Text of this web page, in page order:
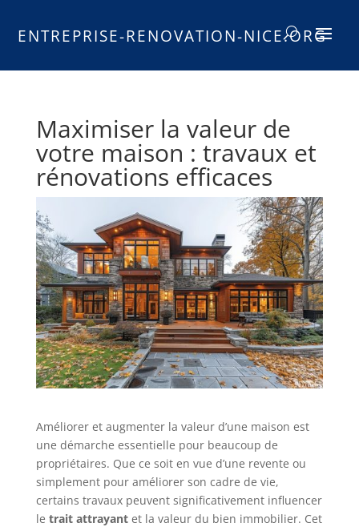
ENTREPRISE-RENOVATION-NICE.ORG
Maximiser la valeur de
votre maison : travaux et
rénovations efficaces
Améliorer et augmenter la valeur d’une maison est
une démarche essentielle pour beaucoup de
propriétaires. Que ce soit en vue d’une revente ou
simplement pour améliorer son cadre de vie,
certains travaux peuvent significativement influencer
le trait attrayantet la valeur du bien immobilier. Cet